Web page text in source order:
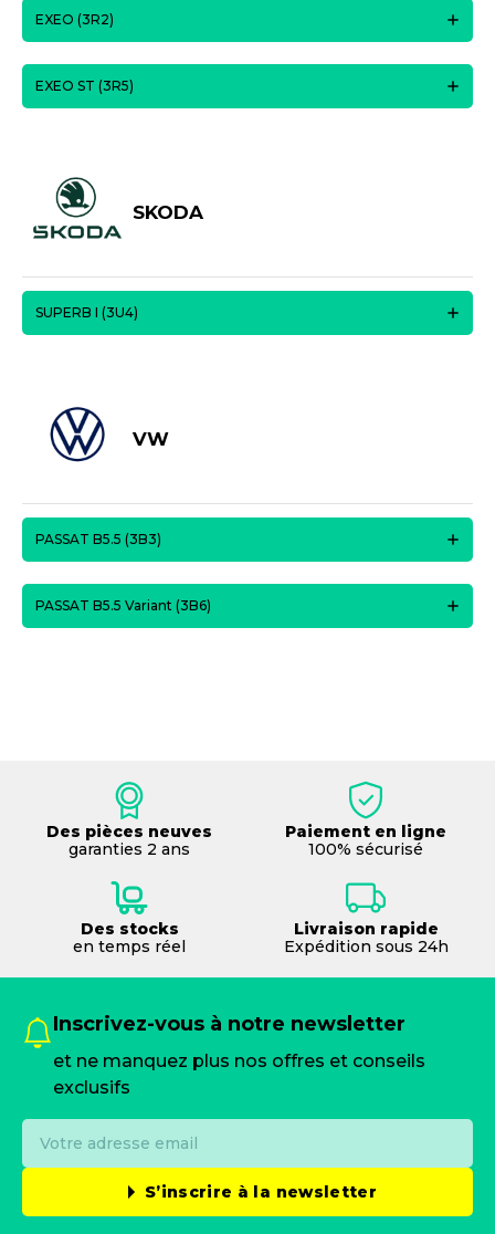
EXEO (3R2)
EXEO ST (3R5)
SKODA
SUPERB I (3U4)
VW
PASSAT B5.5 (3B3)
PASSAT B5.5 Variant (3B6)
Des pièces neuves
garanties 2 ans
Paiement en ligne
100% sécurisé
Des stocks
en temps réel
Livraison rapide
Expédition sous 24h
Inscrivez-vous à notre newsletter
et ne manquez plus nos offres et conseils
exclusifs
S’inscrire à la newsletter